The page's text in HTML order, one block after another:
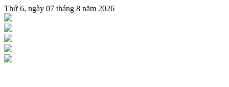
Thứ 6, ngày 07 tháng 8 năm 2026